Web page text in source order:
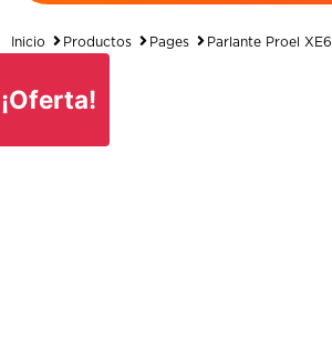
Inicio Productos Pages Parlante Proel
¡Oferta!